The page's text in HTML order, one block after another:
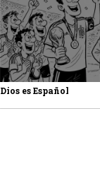
Dios es Español